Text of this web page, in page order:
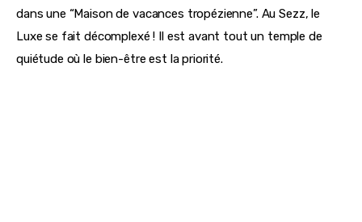
dans une “Maison de vacances tropézienne”. Au Sezz, le
Luxe se fait décomplexé ! Il est avant tout un temple de
quiétude où le bien-être est la priorité.